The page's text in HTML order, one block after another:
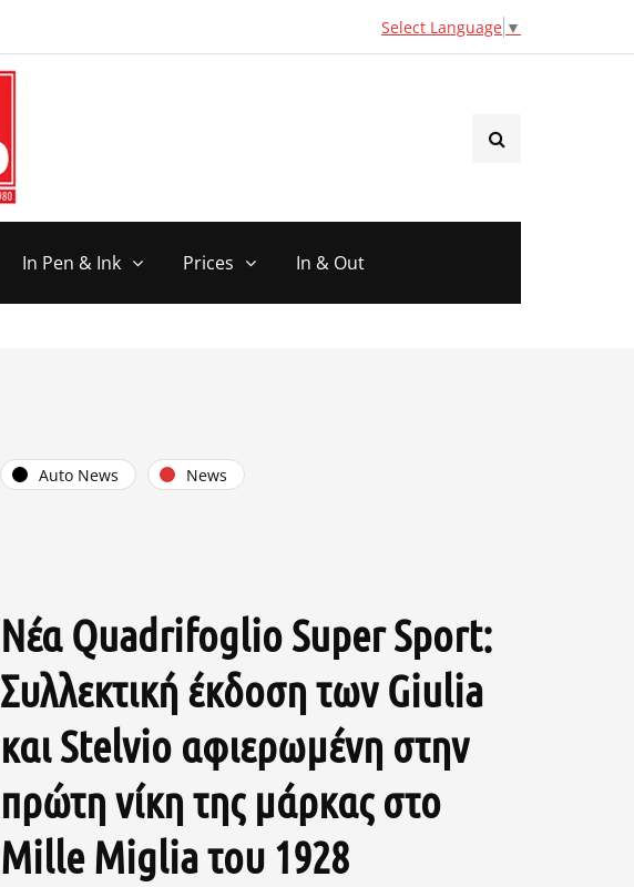
Select Language ▼
In Pen & Ink Prices In & Out
Auto News News
Νέα Quadrifoglio Super Sport:
Συλλεκτική έκδοση των Giulia
και Stelvio αφιερωμένη στην
πρώτη νίκη της μάρκας στο
Mille Miglia του 1928